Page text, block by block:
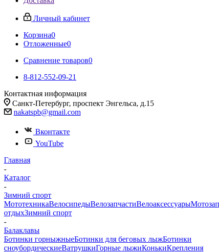
Личный кабинет
Корзина0
Отложенные0
Сравнение товаров0
8-812-552-09-21
Контактная информация
Санкт-Петербург, проспект Энгельса, д.15
nakatspb@gmail.com
Вконтакте
YouTube
Главная
-
Каталог
-
Зимний спорт
МототехникаВелосипедыВелозапчастиВелоаксессуары
отдыхЗимний спорт
-
Балаклавы
Ботинки горныжныеБотинки для беговых лыжБотинки
сноубордическиеВатрушкиГорные лыжиКонькиКрепления